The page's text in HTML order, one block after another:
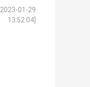
[2023-01-29
13:52:04]